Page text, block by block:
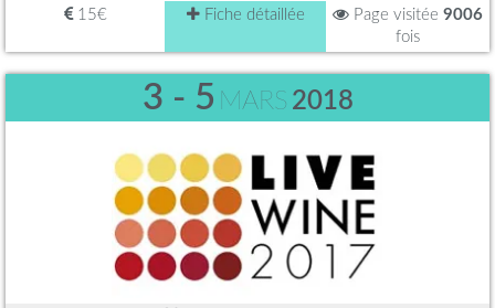
15€ Fiche détaillée Page visitée 9006
fois
3 - 5 MARS 2018